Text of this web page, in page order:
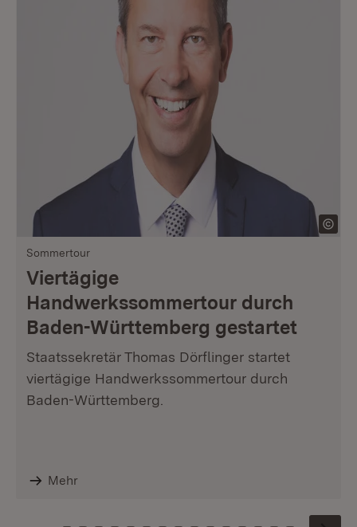
Sommertour
Viertägige
Handwerkssommertour durch
Baden-Württemberg gestartet
Staatssekretär Thomas Dörflinger startet
viertägige Handwerkssommertour durch
Baden-Württemberg.
Mehr